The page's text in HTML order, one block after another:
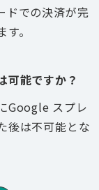
ドでの決済が完
。
可能ですか？
Google スプレ
後は不可能とな